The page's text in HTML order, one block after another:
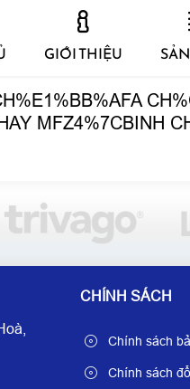
GIỚI THIỆU
MFZ4%7CBINH
CHÍNH SÁCH
Chính sách
Chính sách